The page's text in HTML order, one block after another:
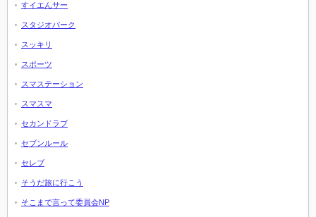
すイエんサー
スタジオパーク
スッキリ
スポーツ
スマステーション
スマスマ
セカンドラブ
セブンルール
セレブ
そうだ旅に行こう
そこまで言って委員会NP